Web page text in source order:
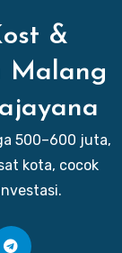
&
Malang
500–600 juta,
kota, cocok